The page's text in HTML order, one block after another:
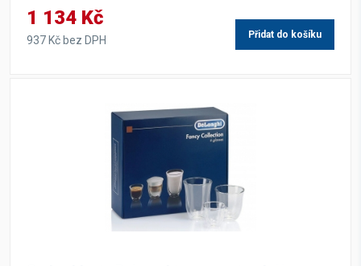
1 134 Kč
937 Kč bez DPH Přidat do košíku